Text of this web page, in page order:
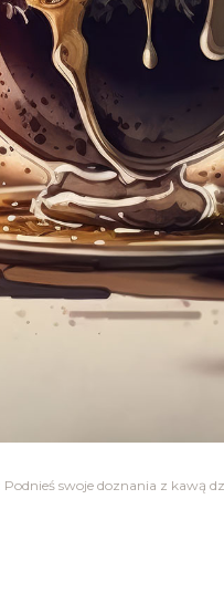
swoje doznania z kawą